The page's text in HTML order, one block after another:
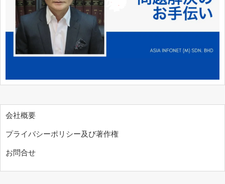
会社概要
プライバシーポリシー及び著作権
お問合せ